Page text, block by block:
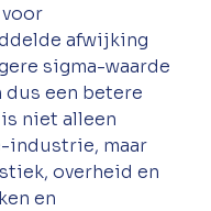
afwijking
sigma-waarde
een betere
niet alleen
industrie, maar
overheid en
en